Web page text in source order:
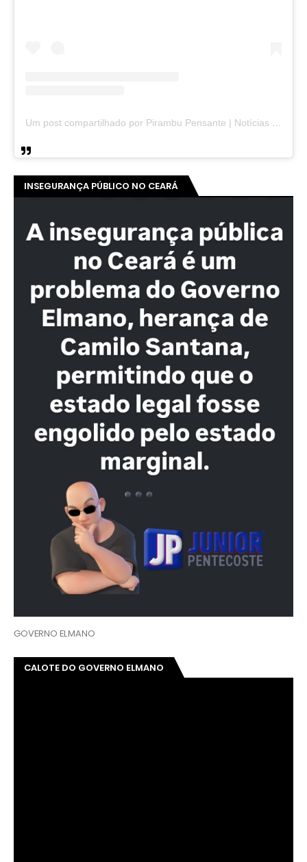
Um post compartilhado por Pirambu Pensante | Notícias & Entretenimento (@pirambupensante)
INSEGURANÇA PÚBLICO NO CEARÁ
GOVERNO ELMANO
CALOTE DO GOVERNO ELMANO